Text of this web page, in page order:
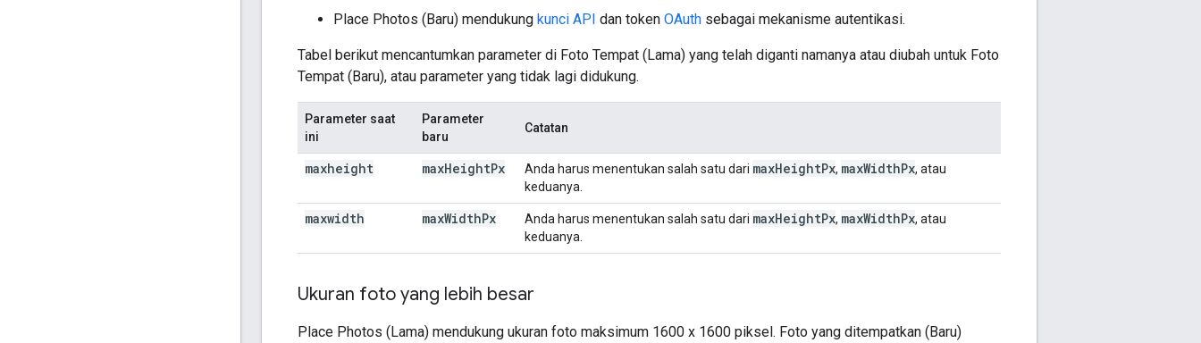
Place Photos (Baru) mendukung kunci API dan token OAuth sebagai mekanisme autentikasi.
Tabel berikut mencantumkan parameter di Foto Tempat (Lama) yang telah diganti namanya atau diubah untuk Foto
Tempat (Baru), atau parameter yang tidak lagi didukung.
Parameter saat
ini
Parameter
baru
Catatan
maxheight maxHeightPx Anda harus menentukan salah satu dari maxHeightPx, maxWidthPx, atau
keduanya.
maxwidth maxWidthPx Anda harus menentukan salah satu dari maxHeightPx, maxWidthPx, atau
keduanya.
Ukuran foto yang lebih besar
Place Photos (Lama) mendukung ukuran foto maksimum 1600 x 1600 piksel. Foto yang ditempatkan (Baru)